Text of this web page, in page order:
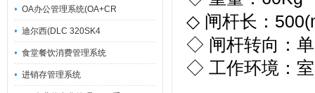
OA办公管理系统(OA+CR
迪尔西(DLC 320SK4
食堂餐饮消费管理系统
进销存管理系统
◇ 闸杆长：
◇ 闸杆转向：
◇ 工作环境：